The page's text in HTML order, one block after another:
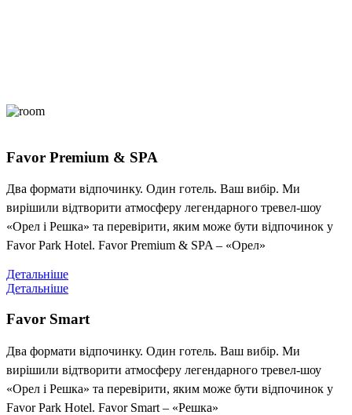
Favor Premium & SPA
Два формати відпочинку. Один готель. Ваш вибір. Ми
вирішили відтворити атмосферу легендарного тревел-шоу
«Орел і Решка» та перевірити, яким може бути відпочинок у
Favor Park Hotel. Favor Premium & SPA – «Орел»
Детальніше
Детальніше
Favor Smart
Два формати відпочинку. Один готель. Ваш вибір. Ми
вирішили відтворити атмосферу легендарного тревел-шоу
«Орел і Решка» та перевірити, яким може бути відпочинок у
Favor Park Hotel. Favor Smart – «Решка»